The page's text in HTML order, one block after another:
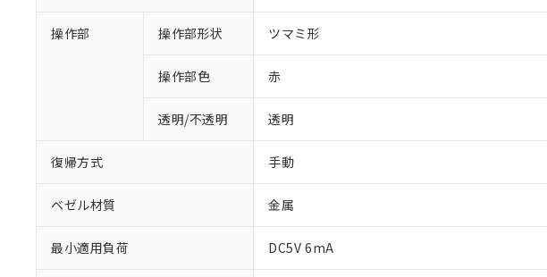
操作部 操作部形状 ツマミ形
操作部色 赤
透明/不透明 透明
復帰方式 手動
ベゼル材質 金属
最小適用負荷 DC5V 6mA